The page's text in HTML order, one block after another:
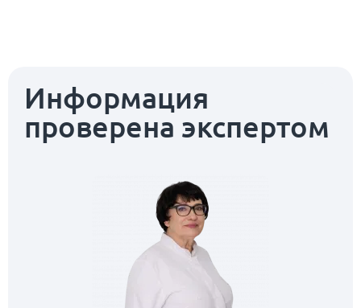
Информация
проверена экспертом